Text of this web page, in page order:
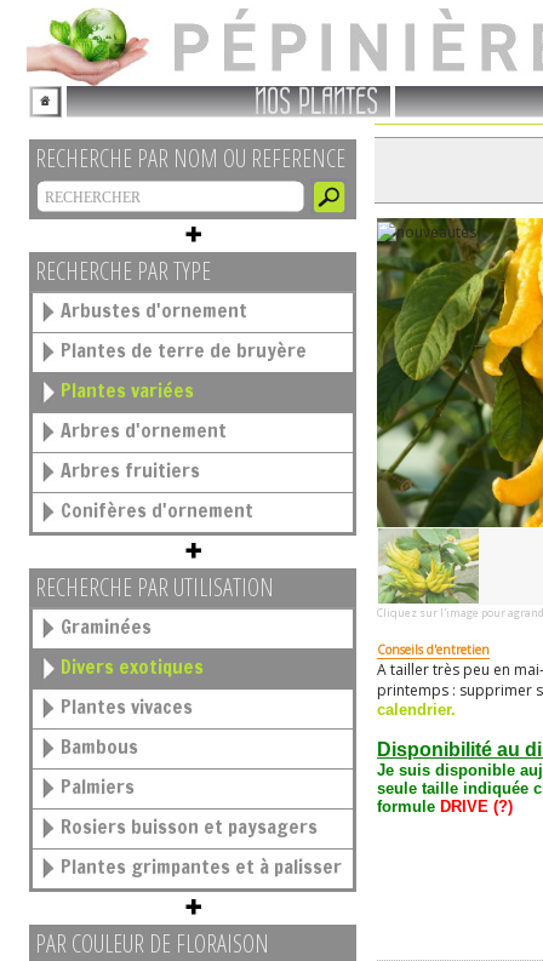
NOS PLANTES
RECHERCHE PAR NOM OU REFERENCE
RECHERCHE PAR TYPE
Arbustes d'ornement
Plantes de terre de bruyère
Plantes variées
Arbres d'ornement
Arbres fruitiers
Conifères d'ornement
RECHERCHE PAR UTILISATION
Graminées
Divers exotiques
Plantes vivaces
Bambous
Palmiers
Rosiers buisson et paysagers
Plantes grimpantes et à palisser
PAR COULEUR DE FLORAISON
Cliquez sur l'image pour
Conseils d'entretien
A tailler très peu en
printemps : supprimer
calendrier.
Disponibilité au
Je suis disponible
seule taille indiquée
formule DRIVE (?)